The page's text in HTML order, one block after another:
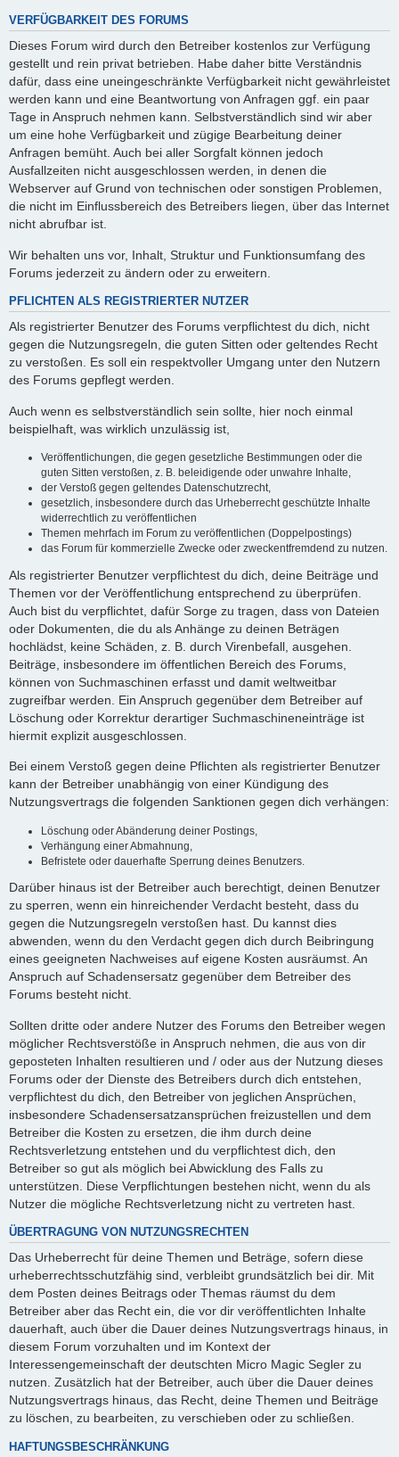
VERFÜGBARKEIT DES FORUMS
Dieses Forum wird durch den Betreiber kostenlos zur Verfügung
gestellt und rein privat betrieben. Habe daher bitte Verständnis
dafür, dass eine uneingeschränkte Verfügbarkeit nicht gewährleistet
werden kann und eine Beantwortung von Anfragen ggf. ein paar
Tage in Anspruch nehmen kann. Selbstverständlich sind wir aber
um eine hohe Verfügbarkeit und zügige Bearbeitung deiner
Anfragen bemüht. Auch bei aller Sorgfalt können jedoch
Ausfallzeiten nicht ausgeschlossen werden, in denen die
Webserver auf Grund von technischen oder sonstigen Problemen,
die nicht im Einflussbereich des Betreibers liegen, über das Internet
nicht abrufbar ist.
Wir behalten uns vor, Inhalt, Struktur und Funktionsumfang des
Forums jederzeit zu ändern oder zu erweitern.
PFLICHTEN ALS REGISTRIERTER NUTZER
Als registrierter Benutzer des Forums verpflichtest du dich, nicht
gegen die Nutzungsregeln, die guten Sitten oder geltendes Recht
zu verstoßen. Es soll ein respektvoller Umgang unter den Nutzern
des Forums gepflegt werden.
Auch wenn es selbstverständlich sein sollte, hier noch einmal
beispielhaft, was wirklich unzulässig ist,
Veröffentlichungen, die gegen gesetzliche Bestimmungen oder die
guten Sitten verstoßen, z. B. beleidigende oder unwahre Inhalte,
der Verstoß gegen geltendes Datenschutzrecht,
gesetzlich, insbesondere durch das Urheberrecht geschützte Inhalte
widerrechtlich zu veröffentlichen
Themen mehrfach im Forum zu veröffentlichen (Doppelpostings)
das Forum für kommerzielle Zwecke oder zweckentfremdend zu nutzen.
Als registrierter Benutzer verpflichtest du dich, deine Beiträge und
Themen vor der Veröffentlichung entsprechend zu überprüfen.
Auch bist du verpflichtet, dafür Sorge zu tragen, dass von Dateien
oder Dokumenten, die du als Anhänge zu deinen Beträgen
hochlädst, keine Schäden, z. B. durch Virenbefall, ausgehen.
Beiträge, insbesondere im öffentlichen Bereich des Forums,
können von Suchmaschinen erfasst und damit weltweitbar
zugreifbar werden. Ein Anspruch gegenüber dem Betreiber auf
Löschung oder Korrektur derartiger Suchmaschineneinträge ist
hiermit explizit ausgeschlossen.
Bei einem Verstoß gegen deine Pflichten als registrierter Benutzer
kann der Betreiber unabhängig von einer Kündigung des
Nutzungsvertrags die folgenden Sanktionen gegen dich verhängen:
Löschung oder Abänderung deiner Postings,
Verhängung einer Abmahnung,
Befristete oder dauerhafte Sperrung deines Benutzers.
Darüber hinaus ist der Betreiber auch berechtigt, deinen Benutzer
zu sperren, wenn ein hinreichender Verdacht besteht, dass du
gegen die Nutzungsregeln verstoßen hast. Du kannst dies
abwenden, wenn du den Verdacht gegen dich durch Beibringung
eines geeigneten Nachweises auf eigene Kosten ausräumst. An
Anspruch auf Schadensersatz gegenüber dem Betreiber des
Forums besteht nicht.
Sollten dritte oder andere Nutzer des Forums den Betreiber wegen
möglicher Rechtsverstöße in Anspruch nehmen, die aus von dir
geposteten Inhalten resultieren und / oder aus der Nutzung dieses
Forums oder der Dienste des Betreibers durch dich entstehen,
verpflichtest du dich, den Betreiber von jeglichen Ansprüchen,
insbesondere Schadensersatzansprüchen freizustellen und dem
Betreiber die Kosten zu ersetzen, die ihm durch deine
Rechtsverletzung entstehen und du verpflichtest dich, den
Betreiber so gut als möglich bei Abwicklung des Falls zu
unterstützen. Diese Verpflichtungen bestehen nicht, wenn du als
Nutzer die mögliche Rechtsverletzung nicht zu vertreten hast.
ÜBERTRAGUNG VON NUTZUNGSRECHTEN
Das Urheberrecht für deine Themen und Beträge, sofern diese
urheberrechtsschutzfähig sind, verbleibt grundsätzlich bei dir. Mit
dem Posten deines Beitrags oder Themas räumst du dem
Betreiber aber das Recht ein, die vor dir veröffentlichten Inhalte
dauerhaft, auch über die Dauer deines Nutzungsvertrags hinaus, in
diesem Forum vorzuhalten und im Kontext der
Interessengemeinschaft der deutschten Micro Magic Segler zu
nutzen. Zusätzlich hat der Betreiber, auch über die Dauer deines
Nutzungsvertrags hinaus, das Recht, deine Themen und Beiträge
zu löschen, zu bearbeiten, zu verschieben oder zu schließen.
HAFTUNGSBESCHRÄNKUNG